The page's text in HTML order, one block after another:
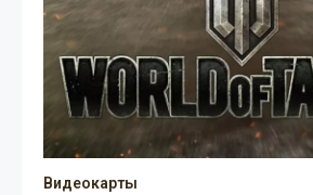
Видеокарты